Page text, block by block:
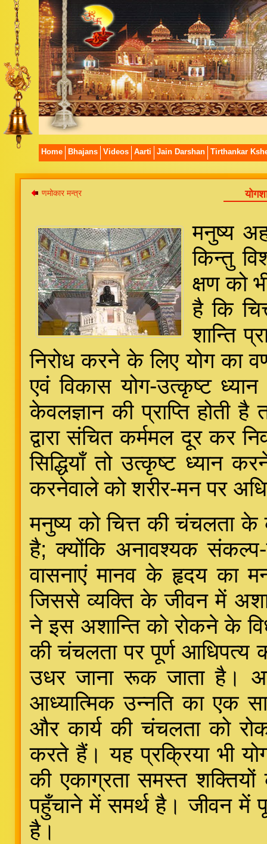
Home Bhajans Videos Aarti Jain Darshan Tirthankar
णमोकार मन्त्र
मनुष्य
किन्तु
क्षण को
है कि
शान्ति
निरोध करने के लिए योग का
एवं विकास योग-उत्कृष्ट
केवलज्ञान की प्राप्ति होती है
द्वारा संचित कर्ममल दूर कर
सिद्धियाँ तो उत्कृष्ट ध्यान
करनेवाले को शरीर-मन पर
मनुष्य को चित्त की चंचलता
है; क्योंकि अनावश्यक
वासनाएं मानव के हृदय का
जिससे व्यक्ति के जीवन में
ने इस अशान्ति को रोकने के
की चंचलता पर पूर्ण आधिपत्य
उधर जाना रूक जाता है।
आध्यात्मिक उन्नति का एक
और कार्य की चंचलता को
करते हैं। यह प्रक्रिया भी
की एकाग्रता समस्त
पहुँचाने में समर्थ है। जीवन में
है।